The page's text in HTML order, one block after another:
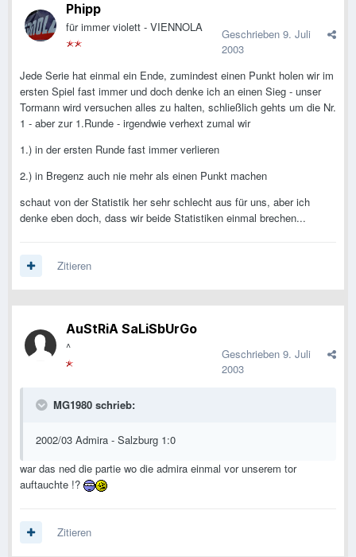
Phipp
für immer violett - VIENNOLA Geschrieben 9. Juli
2003
Jede Serie hat einmal ein Ende, zumindest einen Punkt holen wir im
ersten Spiel fast immer und doch denke ich an einen Sieg - unser
Tormann wird versuchen alles zu halten, schließlich gehts um die Nr.
1 - aber zur 1.Runde - irgendwie verhext zumal wir
1.) in der ersten Runde fast immer verlieren
2.) in Bregenz auch nie mehr als einen Punkt machen
schaut von der Statistik her sehr schlecht aus für uns, aber ich
denke eben doch, dass wir beide Statistiken einmal brechen...
Zitieren
AuStRiA SaLiSbUrGo
^ Geschrieben 9. Juli
2003
MG1980 schrieb:
2002/03 Admira - Salzburg 1:0
war das ned die partie wo die admira einmal vor unserem tor
auftauchte !?
Zitieren